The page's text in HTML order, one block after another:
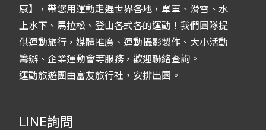
感】，帶您用運動走遍世界各地，單車、滑雪、水
上水下、馬拉松、登山各式各的運動！我們團隊提
供運動旅行，媒體推廣、運動攝影製作、大小活動
籌辦、企業運動會等服務，歡迎聯絡查詢。
運動旅遊團由富友旅行社，安排出團。
LINE詢問